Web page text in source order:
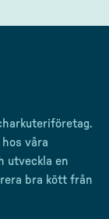
.
våra
utveckla en
bra kött från